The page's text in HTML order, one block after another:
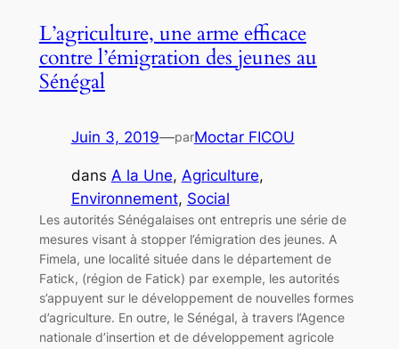
L’agriculture, une arme efficace
contre l’émigration des jeunes au
Sénégal
Juin 3, 2019—parMoctar FICOU
dans A la Une, Agriculture
Environnement, Social
Les autorités Sénégalaises ont entrepris une série de
mesures visant à stopper l’émigration des jeunes. A
Fimela, une localité située dans le département de
Fatick, (région de Fatick) par exemple, les autorités
s’appuyent sur le développement de nouvelles formes
d’agriculture. En outre, le Sénégal, à travers l’Agence
nationale d’insertion et de développement agricole